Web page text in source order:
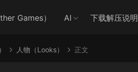
Games） AI 下载解压说明
人物（Looks） 正文